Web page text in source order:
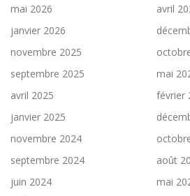
mai 2026
avril
janvier 2026
novembre 2025
septembre 2025
mai
avril 2025
février
janvier 2025
novembre 2024
septembre 2024
août
juin 2024
mai